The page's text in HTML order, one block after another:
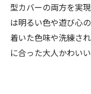
型カバーの両方を実
は明るい色や遊び心
着いた色味や洗練さ
に合った大人かわい